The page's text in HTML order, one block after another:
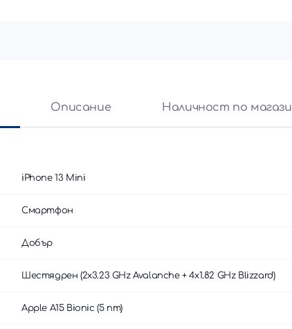
Описание Наличност по
iPhone 13 Mini
Смартфон
Добър
Шестядрен (2x3.23 GHz Avalanche + 4x1.82 GHz Blizzard)
Apple A15 Bionic (5 nm)